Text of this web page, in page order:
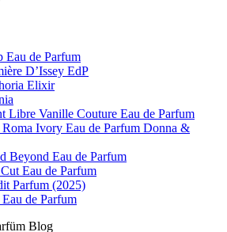
Eau de Parfum
D’Issey EdP
Elixir
Libre Vanille Couture Eau de Parfum
Ivory Eau de Parfum Donna &
Beyond Eau de Parfum
Eau de Parfum
Parfum (2025)
de Parfum